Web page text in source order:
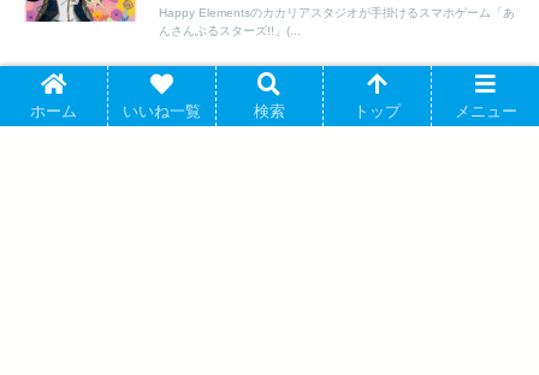
Happy Elementsのカカリアスタジオが手掛けるスマホゲーム「あ
んさんぶるスターズ!!」(...
あんさんぶるスターズ!! (あんスタ) きゃらとりあ アクリ
ルスタンド 青葉 つむぎ 2026年06月発売
ホーム いいね一覧 検索 トップ メニュー